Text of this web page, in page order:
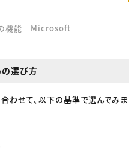
機能｜Microsoft
選び方
わせて、以下の基準で選んでみま